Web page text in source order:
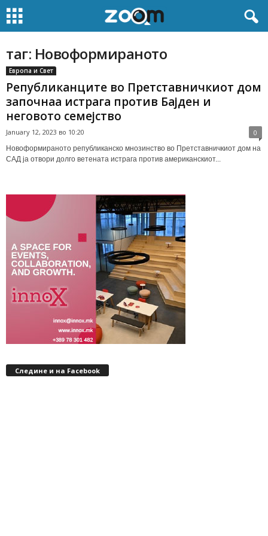
таг: Новоформираното
Европа и Свет
Републиканците во Претставничкиот дом
започнаа истрага против Бајден и
неговото семејство
January 12, 2023 во 10:20 0
Новоформираното републиканско мнозинство во Претставничкиот дом на
САД ја отвори долго ветената истрага против американскиот...
Следине и на Facebook